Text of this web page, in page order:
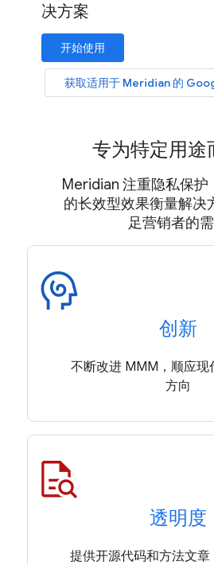
决方案
开始使用
获取适用于 Meridian 的
专为特定用途
Meridian 注重隐私保护
的长效型效果衡量解决
足营销者的
创新
不断改进 MMM，顺应现
方向
透明度
提供开源代码和方法文